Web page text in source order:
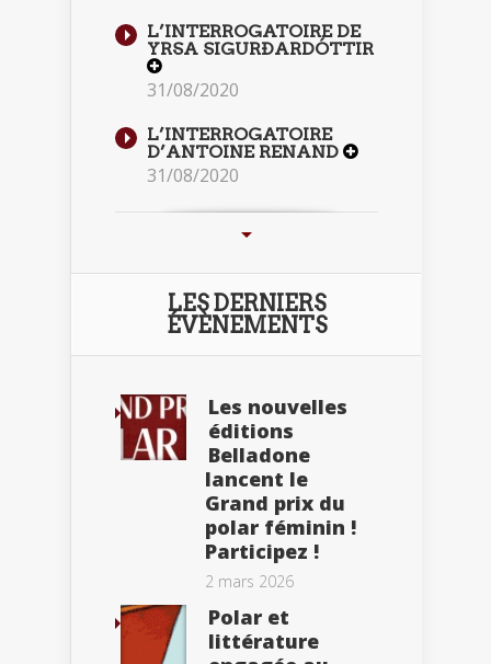
L’INTERROGATOIRE DE
YRSA SIGURÐARDÓTTIR
31/08/2020
L’INTERROGATOIRE
D’ANTOINE RENAND
31/08/2020
LES DERNIERS
ÉVÈNEMENTS
Les nouvelles
éditions
Belladone
lancent le
Grand prix du
polar féminin !
Participez !
2 mars 2026
Polar et
littérature